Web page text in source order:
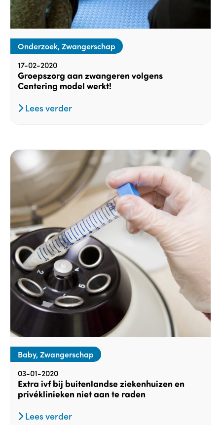
Onderzoek, Zwangerschap
17-02-2020
Groepszorg aan zwangeren volgens
Centering model werkt!
Lees verder
Baby, Zwangerschap
03-01-2020
Extra ivf bij buitenlandse ziekenhuizen en
privéklinieken niet aan te raden
Lees verder